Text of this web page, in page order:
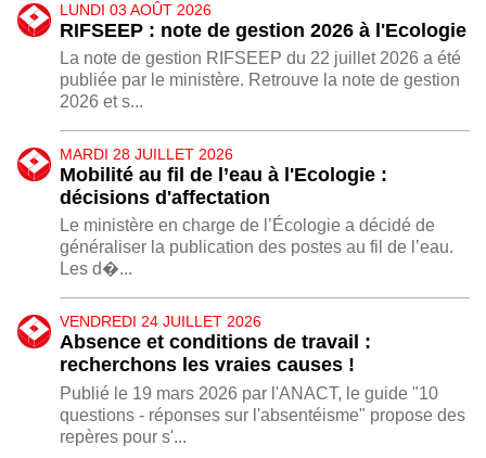
LUNDI 03 AOÛT 2026
RIFSEEP : note de gestion 2026 à l'Ecologie
La note de gestion RIFSEEP du 22 juillet 2026 a été
publiée par le ministère. Retrouve la note de gestion
2026 et s...
MARDI 28 JUILLET 2026
Mobilité au fil de l’eau à l'Ecologie :
décisions d'affectation
Le ministère en charge de l’Écologie a décidé de
généraliser la publication des postes au fil de l’eau.
Les d�...
VENDREDI 24 JUILLET 2026
Absence et conditions de travail :
recherchons les vraies causes !
Publié le 19 mars 2026 par l'ANACT, le guide "10
questions - réponses sur l'absentéisme" propose des
repères pour s'...